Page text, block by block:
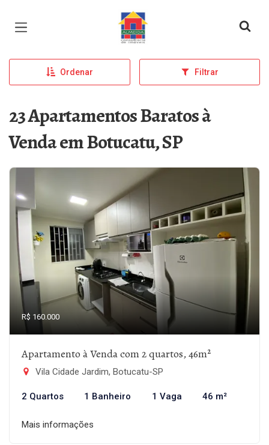
Página inicial
Ordenar Filtrar
23 Apartamentos Baratos à
Venda em Botucatu, SP
R$ 160.000
Apartamento à Venda com 2 quartos, 46m²
Vila Cidade Jardim, Botucatu-SP
2 Quartos 1 Banheiro 1 Vaga 46 m²
Mais informações